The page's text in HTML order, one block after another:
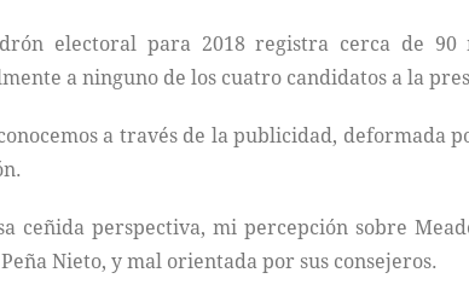
electoral para 2018 registra cerca de 90
a ninguno de los cuatro candidatos a la
a través de la publicidad, deformada
ceñida perspectiva, mi percepción sobre
Nieto, y mal orientada por sus consejeros.